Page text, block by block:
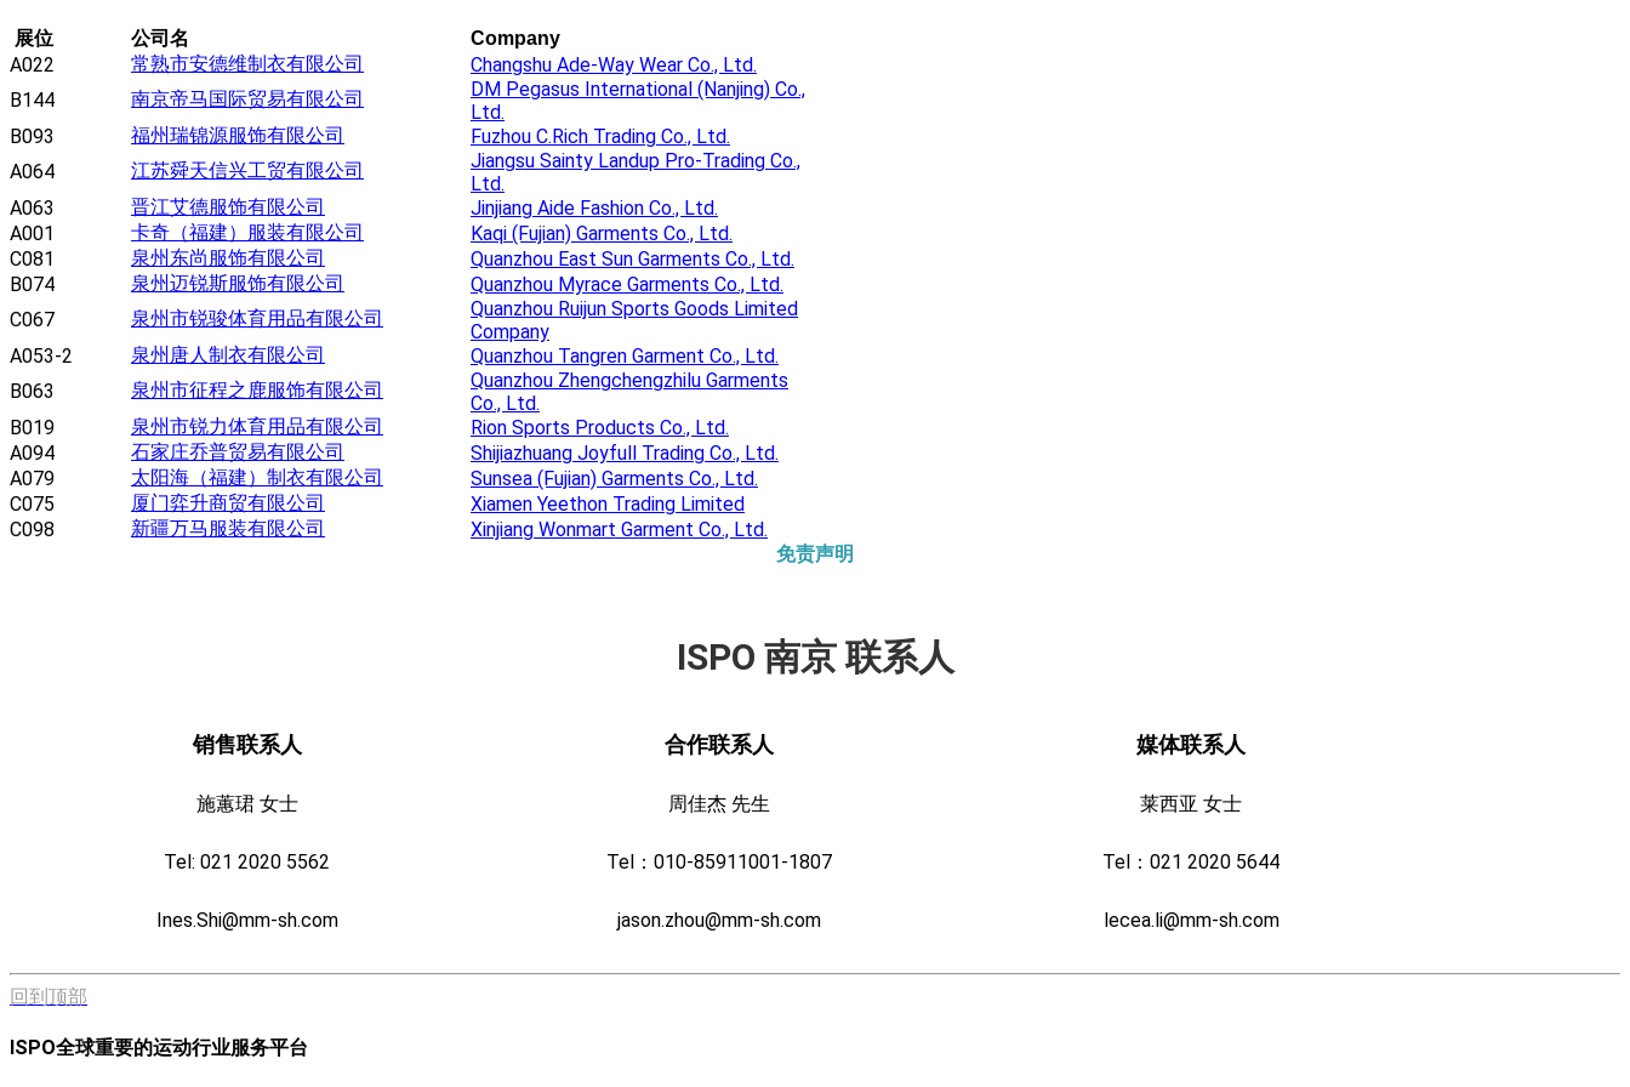
展位 公司名 Company
A022 常熟市安德维制衣有限公司
Changshu Ade-Way Wear Co., Ltd.
B144
南京帝马国际贸易有限公司
DM Pegasus International (Nanjing) Co.,
Ltd.
B093
福州瑞锦源服饰有限公司
Fuzhou C.Rich Trading Co., Ltd.
A064
江苏舜天信兴工贸有限公司
Jiangsu Sainty Landup Pro-Trading Co.,
Ltd.
A063
晋江艾德服饰有限公司
Jinjiang Aide Fashion Co., Ltd.
A001
卡奇（福建）服装有限公司
Kaqi (Fujian) Garments Co., Ltd.
C081
泉州东尚服饰有限公司
Quanzhou East Sun Garments Co., Ltd.
B074
泉州迈锐斯服饰有限公司
Quanzhou Myrace Garments Co., Ltd.
C067
泉州市锐骏体育用品有限公司
Quanzhou Ruijun Sports Goods Limited
Company
A053-2
泉州唐人制衣有限公司
Quanzhou Tangren Garment Co., Ltd.
B063
泉州市征程之鹿服饰有限公司
Quanzhou Zhengchengzhilu Garments
Co., Ltd.
B019
泉州市锐力体育用品有限公司
Rion Sports Products Co., Ltd.
A094
石家庄乔普贸易有限公司
Shijiazhuang Joyfull Trading Co., Ltd.
A079
太阳海（福建）制衣有限公司
Sunsea (Fujian) Garments Co., Ltd.
C075
厦门弈升商贸有限公司
Xiamen Yeethon Trading Limited
C098
新疆万马服装有限公司
Xinjiang Wonmart Garment Co., Ltd.
免责声明
ISPO 南京 联系人
销售联系人
施蕙珺 女士
Tel: 021 2020 5562
Ines.Shi@mm-sh.com
合作联系人
周佳杰 先生
Tel：010-85911001-1807
jason.zhou@mm-sh.com
媒体联系人
莱西亚 女士
Tel：021 2020 5644
lecea.li@mm-sh.com
回到顶部
ISPO全球重要的运动行业服务平台